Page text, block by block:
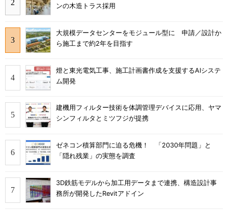
ンの木造トラス採用
大規模データセンターをモジュール型に 申請／設計か
ら施工まで約2年を目指す
燈と東光電気工事、施工計画書作成を支援するAIシステ
ム開発
建機用フィルター技術を体調管理デバイスに応用、ヤマ
シンフィルタとミツフジが提携
ゼネコン積算部門に迫る危機！ 「2030年問題」と
「隠れ残業」の実態を調査
3D鉄筋モデルから加工用データまで連携、構造設計事
務所が開発したRevitアドイン